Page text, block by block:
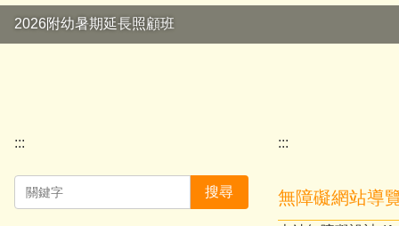
2026附幼暑期延長照顧班
:::
搜尋
:::
無障礙網站導